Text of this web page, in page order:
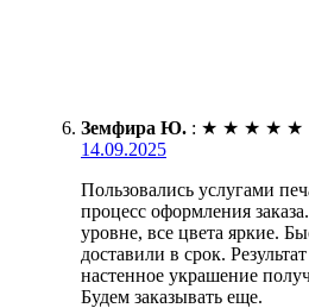
Земфира Ю. : ★ ★ ★ ★ ★
14.09.2025
Пользовались услугами
процесс оформления
уровне, все цвета яркие.
доставили в срок.
настенное украшение
Будем заказывать еще.